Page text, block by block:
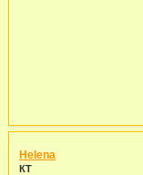
Helena
КТ